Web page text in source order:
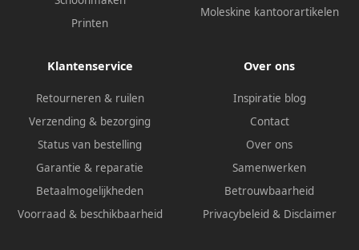
Printen
Moleskine kantoorartikelen
Klantenservice
Retourneren & ruilen
Verzending & bezorging
Status van bestelling
Garantie & reparatie
Betaalmogelijkheden
Voorraad & beschikbaarheid
Over ons
Inspiratie blog
Contact
Over ons
Samenwerken
Betrouwbaarheid
Privacybeleid & Disclaimer